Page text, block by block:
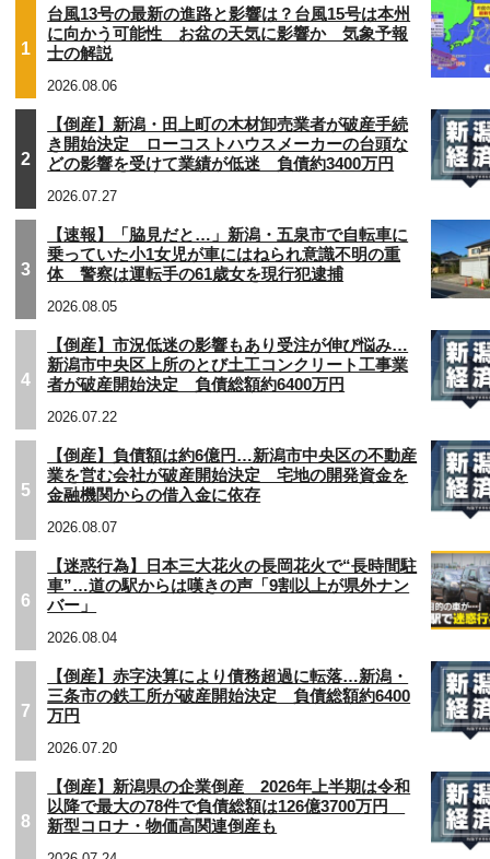
1
台風13号の最新の進路と影響は？台風15号は本州
に向かう可能性 お盆の天気に影響か 気象予報
士の解説
2026.08.06
2
【倒産】新潟・田上町の木材卸売業者が破産手続
き開始決定 ローコストハウスメーカーの台頭な
どの影響を受けて業績が低迷 負債約3400万円
2026.07.27
3
【速報】「脇見だと…」新潟・五泉市で自転車に
乗っていた小1女児が車にはねられ意識不明の重
体 警察は運転手の61歳女を現行犯逮捕
2026.08.05
4
【倒産】市況低迷の影響もあり受注が伸び悩み…
新潟市中央区上所のとび土工コンクリート工事業
者が破産開始決定 負債総額約6400万円
2026.07.22
5
【倒産】負債額は約6億円…新潟市中央区の不動産
業を営む会社が破産開始決定 宅地の開発資金を
金融機関からの借入金に依存
2026.08.07
6
【迷惑行為】日本三大花火の長岡花火で“長時間駐
車”…道の駅からは嘆きの声「9割以上が県外ナン
バー」
2026.08.04
7
【倒産】赤字決算により債務超過に転落…新潟・
三条市の鉄工所が破産開始決定 負債総額約6400
万円
2026.07.20
8
【倒産】新潟県の企業倒産 2026年上半期は令和
以降で最大の78件で負債総額は126億3700万円
新型コロナ・物価高関連倒産も